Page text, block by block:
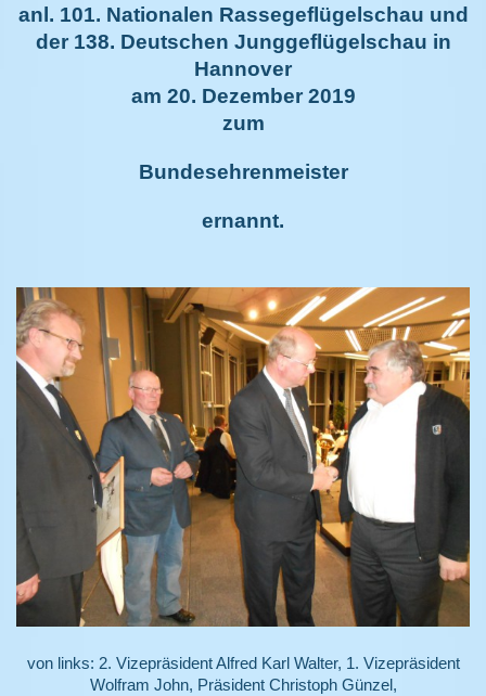
anl. 101. Nationalen Rassegeflügelschau und
der 138. Deutschen Junggeflügelschau in
Hannover
am 20. Dezember 2019
zum
Bundesehrenmeister
ernannt.
von links: 2. Vizepräsident Alfred Karl Walter, 1. Vizepräsident
Wolfram John, Präsident Christoph Günzel,